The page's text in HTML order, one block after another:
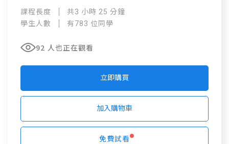
課程長度
共3 小時 25 分鐘
學生人數
有783 位同學
92 人也正在觀看
立即購買
加入購物車
免費試看